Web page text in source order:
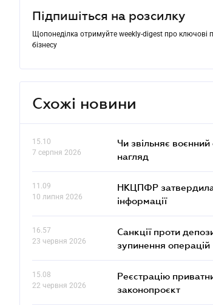
Підпишіться на розсилку
Щопонеділка отримуйте weekly-digest про ключові
бізнесу
Схожі новини
15.10
7 серпня 2026
Чи звільняє
нагляд
11.09
10 липня 2026
НКЦПФР затвердила
інформації
16.57
23 червня 2026
Санкції проти
зупинення операцій
15.08
22 червня 2026
Реєстрацію
законопроєкт